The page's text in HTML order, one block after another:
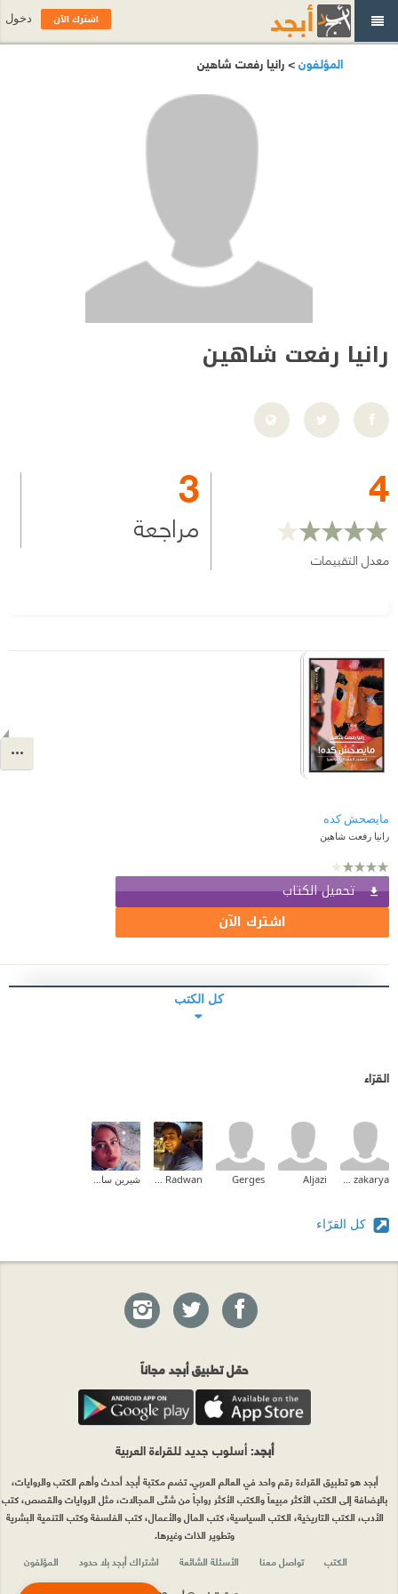
المؤلفون> رانيا رفعت شاهين
رانيا رفعت شاهين
4
معدل التقييمات
3
مراجعة
مايصحش كده
رانيا رفعت شاهين
تحميل الكتاب
اشترك الآن
كل الكتب
القرّاء
Aljazi
Gerges
كل القرّاء
اشترك الآن دخول
حمّل تطبيق أبجد مجاناً
أبجد: أسلوب جديد للقراءة العربية
أبجد هو تطبيق القراءة رقم واحد في العالم العربي. تضم مكتبة أبجد أحدث وأهم الكتب والروايات،
بالإضافة إلى الكتب الأكثر مبيعاً والكتب الأكثر رواجاً من شتّى المجالات، مثل الروايات والقصص، كتب
الأدب، الكتب التاريخية، الكتب السياسية، كتب المال والأعمال، كتب الفلسفة وكتب التنمية البشرية
وتطوير الذات وغيرها.
الكتب
تواصل معنا الأسئلة الشائعة اشتراك أبجد بلا حدود
المؤلفون